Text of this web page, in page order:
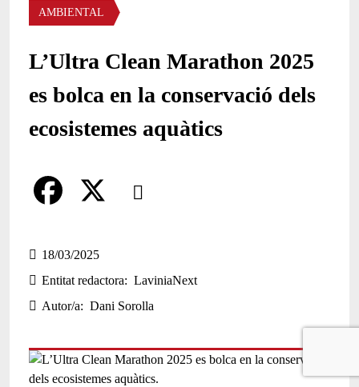
Àmbit de la notícia
AMBIENTAL
L’Ultra Clean Marathon 2025
es bolca en la conservació dels
ecosistemes aquàtics
Comparteix
a
c
e
o
18/03/2025
Entitat redactora
LaviniaNext
Autor/a
Dani Sorolla